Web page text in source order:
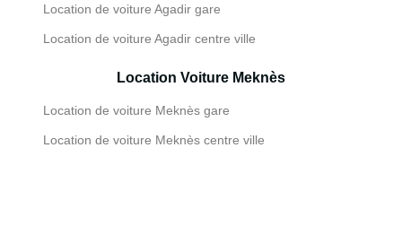
Location de voiture Agadir gare
Location de voiture Agadir centre ville
Location Voiture Meknès
Location de voiture Meknès gare
Location de voiture Meknès centre ville